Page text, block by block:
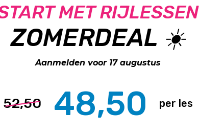
MET RIJLESSEN
ZOMERDEAL ☀️
Aanmelden voor 17 augustus
52,50 48,50 per les